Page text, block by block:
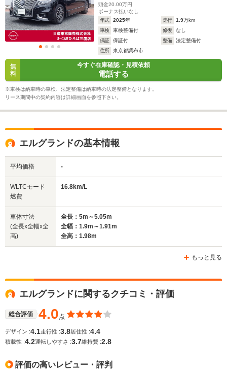
頭金20.00万円
ボーナス払いなし
年式
2025年 走行 1.9万km
車検
車検整備付 修復
なし
保証
保証付 整備
法定整備付
住所
東京都調布市
無
料
今すぐ在庫確認・見積依頼
電話する
※車検は納車時の車検、法定整備は納車時の法定整備となります。
リース期間中の契約内容は詳細画面を参照下さい。
エルグランドの基本情報
平均価格 -
WLTCモード
燃費
16.8km/L
車体寸法
(全長x全幅x全
高)
全長：5m～5.05m
全幅：1.9m～1.91m
全高：1.98m
もっと見る
エルグランドに関するクチコミ・評価
総合評価 4.0点
デザイン :4.1走行性 :3.8居住性 :4.4
積載性 :4.2運転しやすさ :3.7維持費 :2.8
評価の高いレビュー・評判